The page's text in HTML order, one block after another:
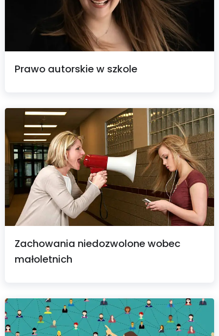
Prawo autorskie w szkole
Zachowania niedozwolone wobec
małoletnich